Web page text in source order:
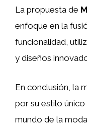
La propuesta de
enfoque en la
funcionalidad,
y diseños
En conclusión, la
por su estilo
mundo de la